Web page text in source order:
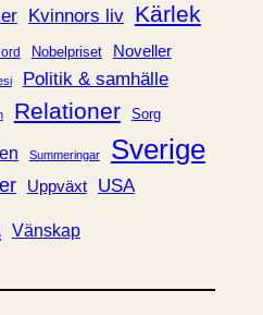
Kvinnors liv Kärlek
Nobelpriset Noveller
Politik & samhälle
Relationer Sorg
Summeringar Sverige
Uppväxt USA
Vänskap